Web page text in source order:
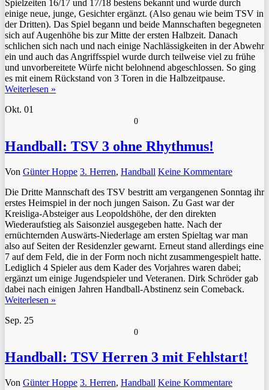
Spielzeiten 16/17 und 17/18 bestens bekannt und wurde durch
einige neue, junge, Gesichter ergänzt. (Also genau wie beim TSV in
der Dritten). Das Spiel begann und beide Mannschaften begegneten
sich auf Augenhöhe bis zur Mitte der ersten Halbzeit. Danach
schlichen sich nach und nach einige Nachlässigkeiten in der Abwehr
ein und auch das Angriffsspiel wurde durch teilweise viel zu frühe
und unvorbereitete Würfe nicht belohnend abgeschlossen. So ging
es mit einem Rückstand von 3 Toren in die Halbzeitpause.
Weiterlesen »
Okt. 01
0
Handball: TSV 3 ohne Rhythmus!
Von Günter Hoppe 3. Herren, Handball Keine Kommentare
Die Dritte Mannschaft des TSV bestritt am vergangenen Sonntag ihr
erstes Heimspiel in der noch jungen Saison. Zu Gast war der
Kreisliga-Absteiger aus Leopoldshöhe, der den direkten
Wiederaufstieg als Saisonziel ausgegeben hatte. Nach der
ernüchternden Auswärts-Niederlage am ersten Spieltag war man
also auf Seiten der Residenzler gewarnt. Erneut stand allerdings eine
7 auf dem Feld, die in der Form noch nicht zusammengespielt hatte.
Lediglich 4 Spieler aus dem Kader des Vorjahres waren dabei;
ergänzt um einige Jugendspieler und Veteranen. Dirk Schröder gab
dabei nach einigen Jahren Handball-Abstinenz sein Comeback.
Weiterlesen »
Sep. 25
0
Handball: TSV Herren 3 mit Fehlstart!
Von Günter Hoppe 3. Herren, Handball Keine Kommentare